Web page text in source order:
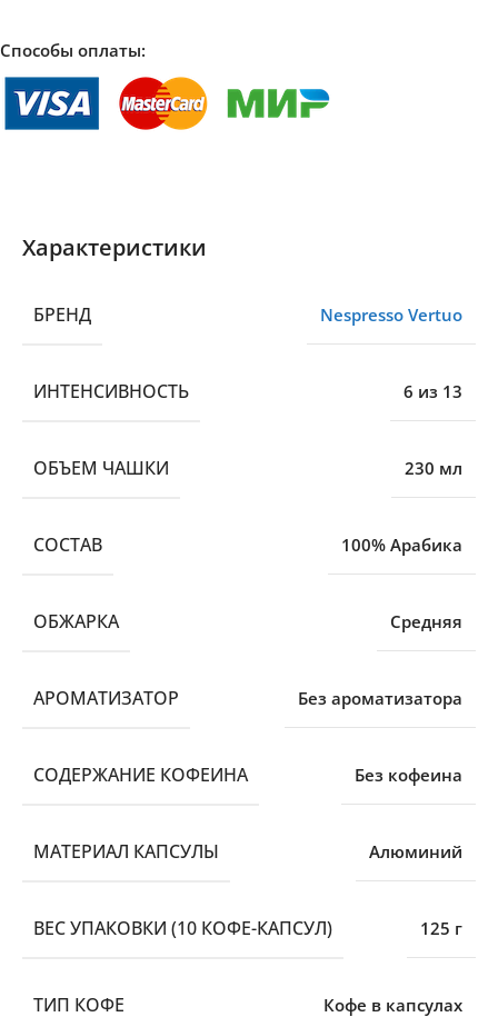
Способы оплаты:
Характеристики
БРЕНД Nespresso Vertuo
ИНТЕНСИВНОСТЬ 6 из 13
ОБЪЕМ ЧАШКИ 230 мл
CОСТАВ 100% Арабика
ОБЖАРКА Средняя
АРОМАТИЗАТОР Без ароматизатора
СОДЕРЖАНИЕ КОФЕИНА Без кофеина
МАТЕРИАЛ КАПСУЛЫ Алюминий
ВЕС УПАКОВКИ (10 КОФЕ-КАПСУЛ) 125 г
ТИП КОФЕ Кофе в капсулах